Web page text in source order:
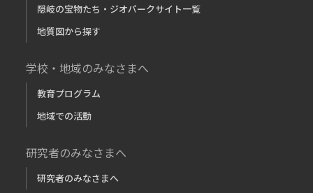
隠岐の宝物たち・ジオパークサイト一覧
地質図から探す
学校・地域のみなさまへ
教育プログラム
地域での活動
研究者のみなさまへ
研究者のみなさまへ